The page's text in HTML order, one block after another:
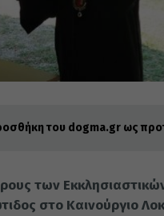
του dogma.gr ως
των
στο Καινούργιο